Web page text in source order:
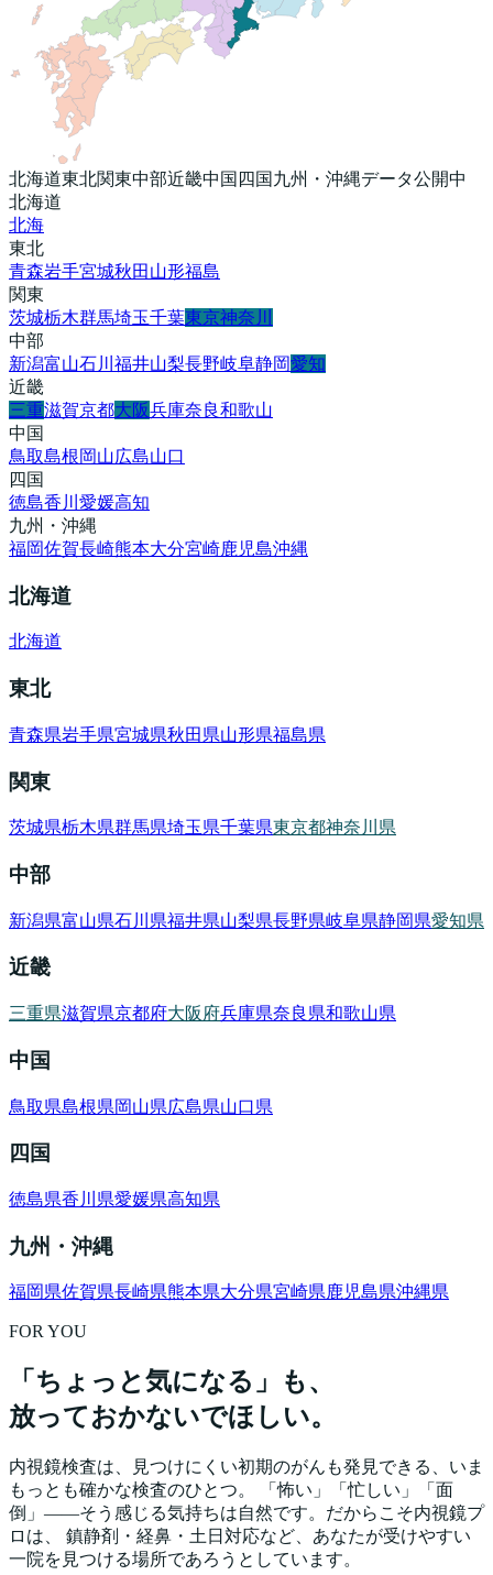
北海道東北関東中部近畿中国 四国 九州・沖縄データ公開中
北海道
北海
東北
青森岩手宮城秋田 山形福島
関東
茨城栃木群馬埼玉千葉東京神奈川
中部
新潟富山石川 福井山梨長野岐阜静岡愛知
近畿
三重滋賀京都大阪兵庫奈良和歌山
中国
鳥取島根岡山広島山口
四国
徳島香川 愛媛高知
九州・沖縄
福岡佐賀長崎熊本大分宮崎鹿児島沖縄
北海道
北海道
東北
青森県岩手県宮城県秋田県山形県福島県
関東
茨城県栃木県群馬県埼玉県千葉県東京都神奈川県
中部
新潟県富山県石川県福井県山梨県長野県岐阜県静岡県愛知県
近畿
三重県滋賀県京都府大阪府兵庫県奈良県和歌山県
中国
鳥取県島根県岡山県広島県山口県
四国
徳島県香川県愛媛県高知県
九州・沖縄
福岡県佐賀県長崎県熊本県大分県宮崎県鹿児島県沖縄県
FOR YOU
「ちょっと気になる」も、
放っておかないでほしい。
内視鏡検査は、見つけにくい初期のがんも発見できる、いま
もっとも確かな検査のひとつ。 「怖い」「忙しい」「面
倒」——そう感じる気持ちは自然です。だからこそ内視鏡プ
ロは、 鎮静剤・経鼻・土日対応など、あなたが受けやすい
一院を見つける場所であろうとしています。